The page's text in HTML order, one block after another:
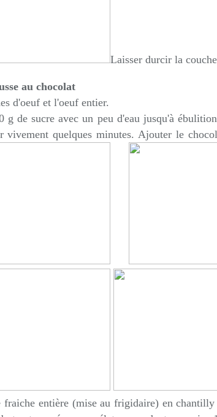
Laisser durcir la
au chocolat
d'oeuf et l'oeuf entier.
g de sucre avec un peu d'eau jusqu'à
vivement quelques minutes. Ajouter le
fraiche entière (mise au frigidaire) en